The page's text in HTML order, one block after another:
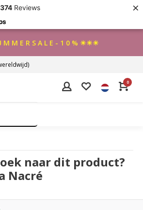
Reviews ×
M E R S A L E - 1 0 % ☀☀☀
0
naar dit product?
Nacré